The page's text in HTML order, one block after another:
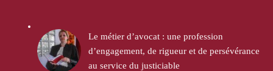
Le métier d’avocat : une profession
d’engagement, de rigueur et de persévérance
au service du justiciable